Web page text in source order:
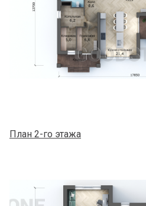
План 2-го этажа